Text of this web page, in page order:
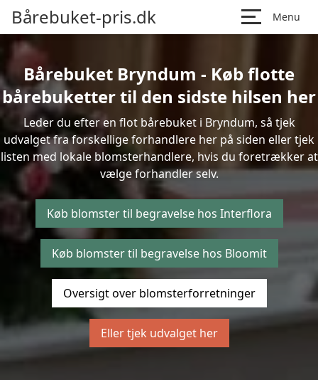
Bårebuket-pris.dk Menu
Bårebuket Bryndum - Køb flotte
bårebuketter til den sidste hilsen her
Leder du efter en flot bårebuket i Bryndum, så tjek
udvalget fra forskellige forhandlere her på siden eller tjek
listen med lokale blomsterhandlere, hvis du foretrækker at
vælge forhandler selv.
Køb blomster til begravelse hos Interflora
Køb blomster til begravelse hos Bloomit
Oversigt over blomsterforretninger
Eller tjek udvalget her